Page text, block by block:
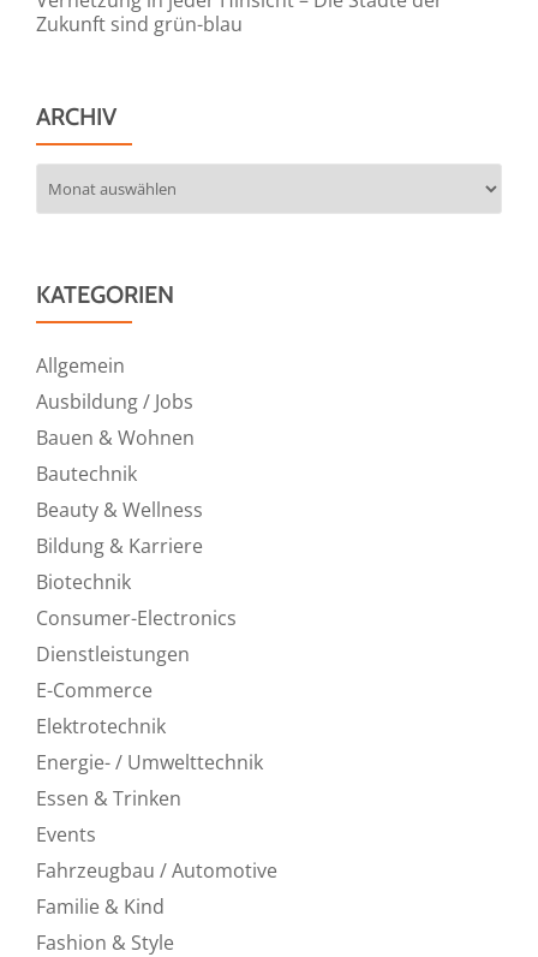
Zukunft sind grün-blau
ARCHIV
KATEGORIEN
Allgemein
Ausbildung / Jobs
Bauen & Wohnen
Bautechnik
Beauty & Wellness
Bildung & Karriere
Biotechnik
Consumer-Electronics
Dienstleistungen
E-Commerce
Elektrotechnik
Energie- / Umwelttechnik
Essen & Trinken
Events
Fahrzeugbau / Automotive
Familie & Kind
Fashion & Style